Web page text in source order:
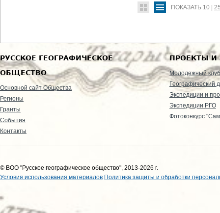
ПОКАЗАТЬ 10
РУССКОЕ ГЕОГРАФИЧЕСКОЕ
ОБЩЕСТВО
Основной сайт Общества
Регионы
Гранты
События
Контакты
ПРОЕКТЫ И
Молодежный клуб
Географический
Экспедиции и
Экспедиции РГО
Фотоконкурс
© ВОО "Русское географическое общество", 2013-2026 г.
Условия использования материалов Политика защиты и обработки